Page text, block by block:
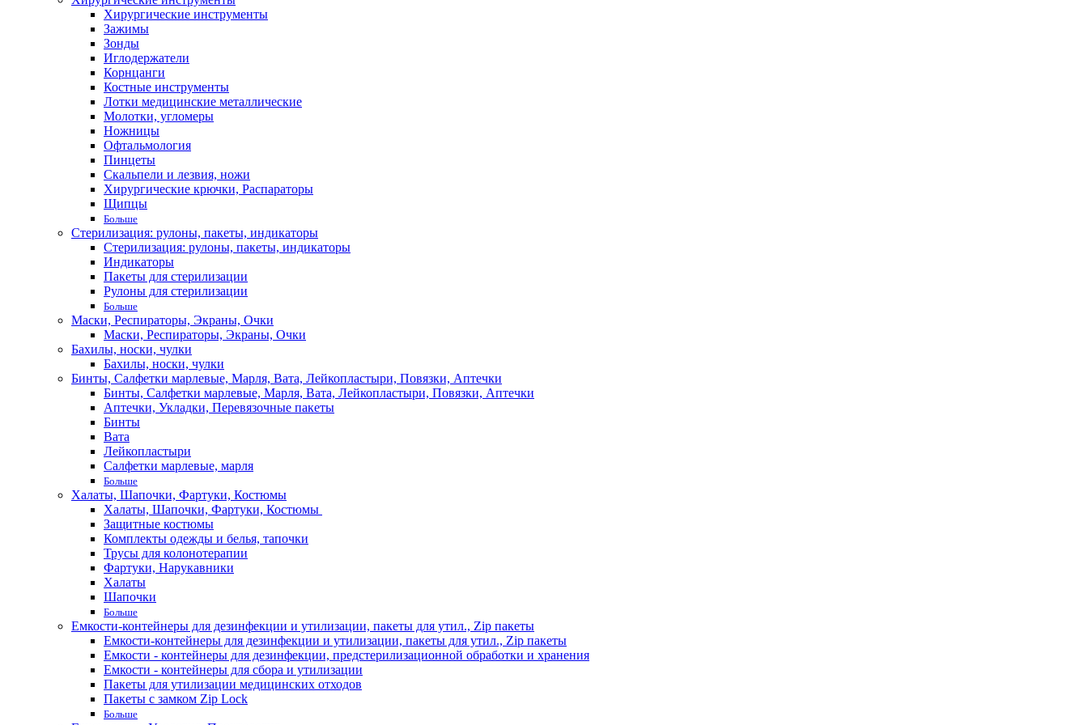
Хирургические инструменты
Зажимы
Зонды
Иглодержатели
Корнцанги
Костные инструменты
Лотки медицинские металлические
Молотки, угломеры
Ножницы
Офтальмология
Пинцеты
Скальпели и лезвия, ножи
Хирургические крючки, Распараторы
Щипцы
Больше
Стерилизация: рулоны, пакеты, индикаторы
Стерилизация: рулоны, пакеты, индикаторы
Индикаторы
Пакеты для стерилизации
Рулоны для стерилизации
Больше
Маски, Респираторы, Экраны, Очки
Маски, Респираторы, Экраны, Очки
Бахилы, носки, чулки
Бахилы, носки, чулки
Бинты, Салфетки марлевые, Марля, Вата, Лейкопластыри, Повязки, Аптечки
Бинты, Салфетки марлевые, Марля, Вата, Лейкопластыри, Повязки, Аптечки
Аптечки, Укладки, Перевязочные пакеты
Бинты
Вата
Лейкопластыри
Салфетки марлевые, марля
Больше
Халаты, Шапочки, Фартуки, Костюмы
Халаты, Шапочки, Фартуки, Костюмы
Защитные костюмы
Комплекты одежды и белья, тапочки
Трусы для колонотерапии
Фартуки, Нарукавники
Халаты
Шапочки
Больше
Емкости-контейнеры для дезинфекции и утилизации, пакеты для утил., Zip пакеты
Емкости-контейнеры для дезинфекции и утилизации, пакеты для утил., Zip пакеты
Емкости - контейнеры для дезинфекции, предстерилизационной обработки и хранения
Емкости - контейнеры для сбора и утилизации
Пакеты для утилизации медицинских отходов
Пакеты с замком Zip Lock
Больше